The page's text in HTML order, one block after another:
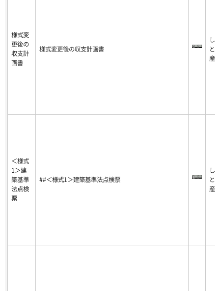
様式変
更後の
収支計
画書
様式変更後の収支計画書
し
と
産
＜様式
1＞建
築基準
法点検
票
##＜様式1＞建築基準法点検票
し
と
産